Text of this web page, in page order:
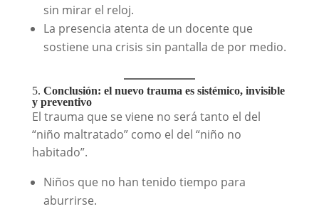
sin mirar el reloj.
La presencia atenta de un docente que
sostiene una crisis sin pantalla de por medio.
5. Conclusión: el nuevo trauma es sistémico, invisible
y preventivo
El trauma que se viene no será tanto el del
“niño maltratado” como el del “niño no
habitado”.
Niños que no han tenido tiempo para
aburrirse.